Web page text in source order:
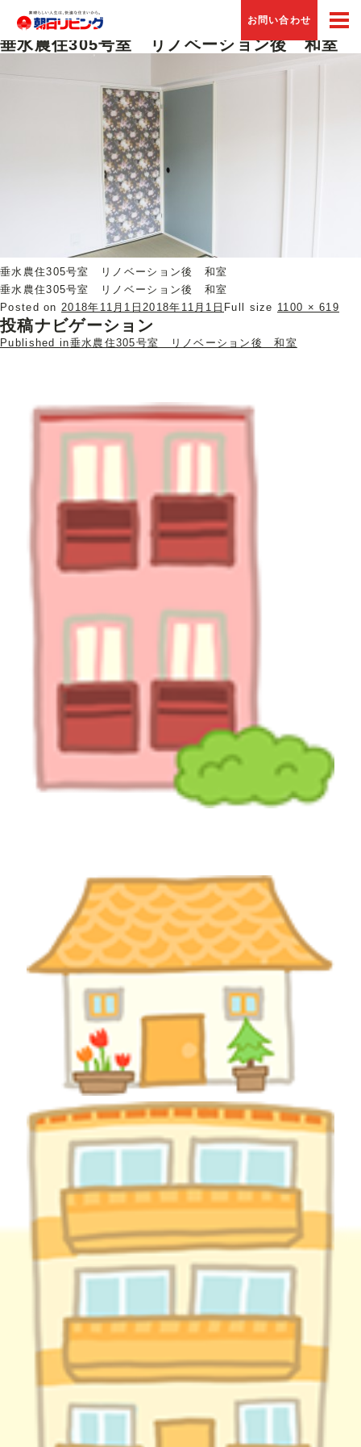
お問い合わせ
Previous Image
Next Image
垂水農住305号室 リノベーション後 和室
垂水農住305号室 リノベーション後 和室
垂水農住305号室 リノベーション後 和室
Posted on 2018年11月1日 2018年11月1日 Full size 1100 × 619
投稿ナビゲーション
Published in垂水農住305号室 リノベーション後 和室